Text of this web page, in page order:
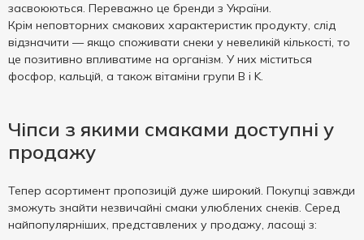
засвоюються. Переважно це бренди з України.
Крім неповторних смакових характеристик продукту, слід
відзначити — якщо споживати снеки у невеликій кількості, то
це позитивно впливатиме на організм. У них міститься
фосфор, кальцій, а також вітаміни групи B і K.
Чіпси з якими смаками доступні у
продажу
Тепер асортимент пропозицій дуже широкий. Покупці завжди
зможуть знайти незвичайні смаки улюблених снеків. Серед
найпопулярніших, представлених у продажу, ласощі з: